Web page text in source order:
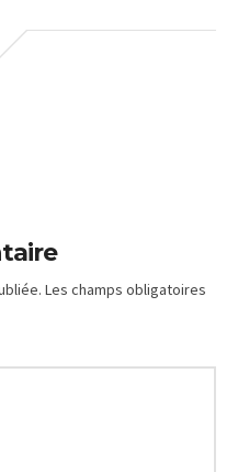
Les champs obligatoires